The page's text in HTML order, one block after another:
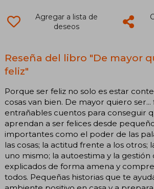
Agregar a lista de
deseos
Reseña del libro "De mayor
feliz"
Porque ser feliz no solo es estar
cosas van bien. De mayor quiero
entrañables cuentos para conseguir
aprendan a ser felices desde
importantes como el poder de las
las cosas; la actitud frente a los otros;
uno mismo; la autoestima y la gestión
explicados de forma amena y
todos. Pequeñas historias que te